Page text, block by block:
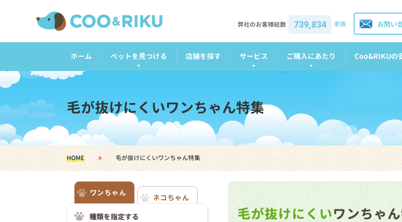
お問い
弊社のお客様総数 739,834 家族
ホーム ペットを見つける 店舗を探す サービス ご購入にあたり Coo&RIKUの
毛が抜けにくいワンちゃん特集
HOME 毛が抜けにくいワンちゃん特集
ワンちゃん
ネコちゃん
種類を指定する